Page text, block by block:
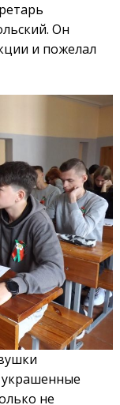
Он
и пожелал
украшенные
не